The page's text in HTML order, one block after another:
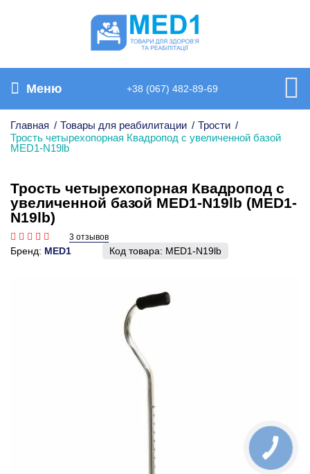
Меню +38 (067) 482-89-69
Главная / Товары для реабилитации / Трости /
Трость четырехопорная Квадропод с увеличенной базой
MED1-N19lb
Трость четырехопорная Квадропод с
увеличенной базой MED1-N19lb (MED1-
N19lb)
3 отзывов
Бренд: MED1 Код товара: MED1-N19lb